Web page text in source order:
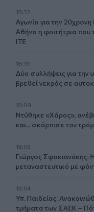
18:32
Αγωνία για την
Αθήνα η φοιτήτρια που
ΙΤΕ
18:19
Δύο συλλήψεις για την
βρεθεί νεκρός σε
18:09
Ντύθηκε «Χάρος»,
και... σκόρπισε τον
18:05
Γιώργος Σφακιανάκης:
μεταναστευτικό με
18:04
Υπ. Παιδείας:
τμήματα των ΣΑΕΚ –